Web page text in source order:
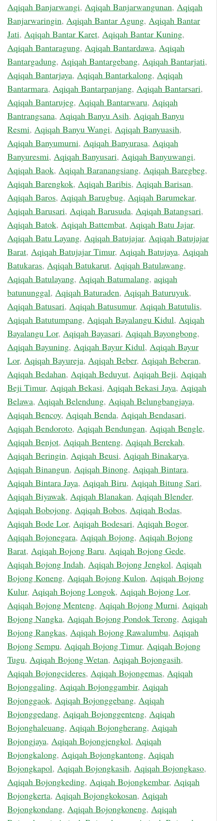
Aqiqah Banjarwangi, Aqiqah Banjarwangunan, Aqiqah
Banjarwaringin, Aqiqah Bantar Agung, Aqiqah Bantar
Jati, Aqiqah Bantar Karet, Aqiqah Bantar Kuning,
Aqiqah Bantaragung, Aqiqah Bantardawa, Aqiqah
Bantargadung, Aqiqah Bantargebang, Aqiqah Bantarjati,
Aqiqah Bantarjaya, Aqiqah Bantarkalong, Aqiqah
Bantarmara, Aqiqah Bantarpanjang, Aqiqah Bantarsari,
Aqiqah Bantarujeg, Aqiqah Bantarwaru, Aqiqah
Bantrangsana, Aqiqah Banyu Asih, Aqiqah Banyu
Resmi, Aqiqah Banyu Wangi, Aqiqah Banyuasih,
Aqiqah Banyumurni, Aqiqah Banyurasa, Aqiqah
Banyuresmi, Aqiqah Banyusari, Aqiqah Banyuwangi,
Aqiqah Baok, Aqiqah Baranangsiang, Aqiqah Baregbeg,
Aqiqah Barengkok, Aqiqah Baribis, Aqiqah Barisan,
Aqiqah Baros, Aqiqah Barugbug, Aqiqah Barumekar,
Aqiqah Barusari, Aqiqah Barusuda, Aqiqah Batangsari,
Aqiqah Batok, Aqiqah Battembat, Aqiqah Batu Jajar,
Aqiqah Batu Layang, Aqiqah Batujajar, Aqiqah Batujajar
Barat, Aqiqah Batujajar Timur, Aqiqah Batujaya, Aqiqah
Batukaras, Aqiqah Batukarut, Aqiqah Batulawang,
Aqiqah Batulayang, Aqiqah Batumalang, aqiqah
batununggal, Aqiqah Baturaden, Aqiqah Baturuyuk,
Aqiqah Batusari, Aqiqah Batusumur, Aqiqah Batutulis,
Aqiqah Batutumpang, Aqiqah Bayalangu Kidul, Aqiqah
Bayalangu Lor, Aqiqah Bayasari, Aqiqah Bayongbong,
Aqiqah Bayuning, Aqiqah Bayur Kidul, Aqiqah Bayur
Lor, Aqiqah Bayureja, Aqiqah Beber, Aqiqah Beberan,
Aqiqah Bedahan, Aqiqah Beduyut, Aqiqah Beji, Aqiqah
Beji Timur, Aqiqah Bekasi, Aqiqah Bekasi Jaya, Aqiqah
Belawa, Aqiqah Belendung, Aqiqah Belungbangjaya,
Aqiqah Bencoy, Aqiqah Benda, Aqiqah Bendasari,
Aqiqah Bendoroto, Aqiqah Bendungan, Aqiqah Bengle,
Aqiqah Benjot, Aqiqah Benteng, Aqiqah Berekah,
Aqiqah Beringin, Aqiqah Beusi, Aqiqah Binakarya,
Aqiqah Binangun, Aqiqah Binong, Aqiqah Bintara,
Aqiqah Bintara Jaya, Aqiqah Biru, Aqiqah Bitung Sari,
Aqiqah Biyawak, Aqiqah Blanakan, Aqiqah Blender,
Aqiqah Bobojong, Aqiqah Bobos, Aqiqah Bodas,
Aqiqah Bode Lor, Aqiqah Bodesari, Aqiqah Bogor,
Aqiqah Bojonegara, Aqiqah Bojong, Aqiqah Bojong
Barat, Aqiqah Bojong Baru, Aqiqah Bojong Gede,
Aqiqah Bojong Indah, Aqiqah Bojong Jengkol, Aqiqah
Bojong Koneng, Aqiqah Bojong Kulon, Aqiqah Bojong
Kulur, Aqiqah Bojong Longok, Aqiqah Bojong Lor,
Aqiqah Bojong Menteng, Aqiqah Bojong Murni, Aqiqah
Bojong Nangka, Aqiqah Bojong Pondok Terong, Aqiqah
Bojong Rangkas, Aqiqah Bojong Rawalumbu, Aqiqah
Bojong Sempu, Aqiqah Bojong Timur, Aqiqah Bojong
Tugu, Aqiqah Bojong Wetan, Aqiqah Bojongasih,
Aqiqah Bojongcideres, Aqiqah Bojongemas, Aqiqah
Bojonggaling, Aqiqah Bojonggambir, Aqiqah
Bojonggaok, Aqiqah Bojonggebang, Aqiqah
Bojonggedang, Aqiqah Bojonggenteng, Aqiqah
Bojonghaleuang, Aqiqah Bojongherang, Aqiqah
Bojongjaya, Aqiqah Bojongjengkol, Aqiqah
Bojongkalong, Aqiqah Bojongkantong, Aqiqah
Bojongkapol, Aqiqah Bojongkasih, Aqiqah Bojongkaso,
Aqiqah Bojongkeding, Aqiqah Bojongkembar, Aqiqah
Bojongkerta, Aqiqah Bojongkokosan, Aqiqah
Bojongkondang, Aqiqah Bojongkoneng, Aqiqah